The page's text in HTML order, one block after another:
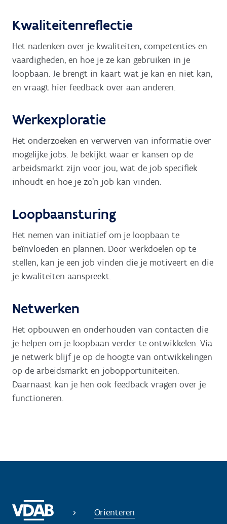
Kwaliteitenreflectie
Het nadenken over je kwaliteiten, competenties en
vaardigheden, en hoe je ze kan gebruiken in je
loopbaan. Je brengt in kaart wat je kan en niet kan,
en vraagt hier feedback over aan anderen.
Werkexploratie
Het onderzoeken en verwerven van informatie over
mogelijke jobs. Je bekijkt waar er kansen op de
arbeidsmarkt zijn voor jou, wat de job specifiek
inhoudt en hoe je zo'n job kan vinden.
Loopbaansturing
Het nemen van initiatief om je loopbaan te
beïnvloeden en plannen. Door werkdoelen op te
stellen, kan je een job vinden die je motiveert en die
je kwaliteiten aanspreekt.
Netwerken
Het opbouwen en onderhouden van contacten die
je helpen om je loopbaan verder te ontwikkelen. Via
je netwerk blijf je op de hoogte van ontwikkelingen
op de arbeidsmarkt en jobopportuniteiten.
Daarnaast kan je hen ook feedback vragen over je
functioneren.
Oriënteren